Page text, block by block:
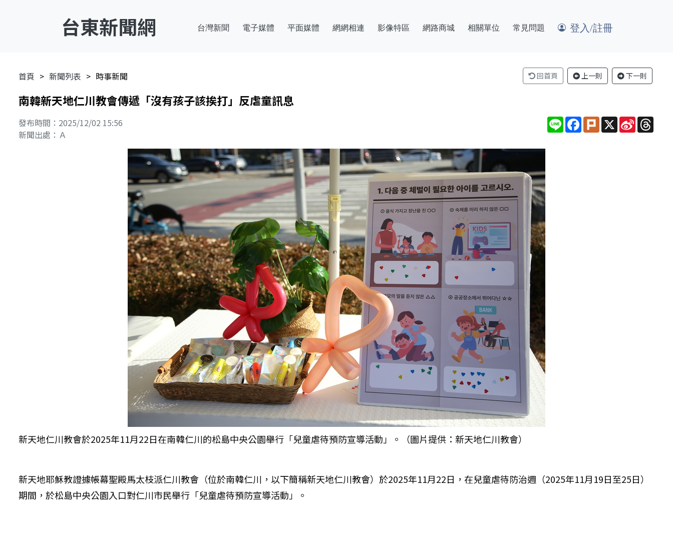
台東新聞網 台灣新聞 電子媒體 平面媒體 網網相連 影像特區 網路商城 相關單位 常見問題 登入/註冊
首頁 新聞列表 時事新聞 回首頁 上一則 下一則
南韓新天地仁川教會傳遞「沒有孩子該挨打」反虐童訊息
發布時間：2025/12/02 15:56
新聞出處：Ａ
Line Facebook
PlurkX Sina
Weibo
新天地仁川教會於2025年11月22日在南韓仁川的松島中央公園舉行「兒童虐待預防宣導活動」。（圖片提供：新天地仁川教會）
新天地耶穌教證據帳幕聖殿馬太枝派仁川教會（位於南韓仁川，以下簡稱新天地仁川教會）於2025年11月22日，在兒童虐待防治週（2025年11月19日至25日）
期間，於松島中央公園入口對仁川市民舉行「兒童虐待預防宣導活動」。